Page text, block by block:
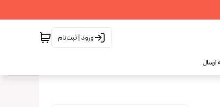
ورود | ثبت‌نام
ارسال